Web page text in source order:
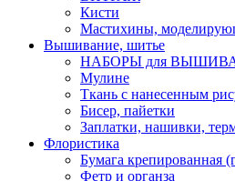
Кисти
Мастихины,
Вышивание, шитье
НАБОРЫ для
Мулине
Ткань с нанесенным
Бисер, пайетки
Заплатки, нашивки,
Флористика
Бумага крепированная
Фетр и органза